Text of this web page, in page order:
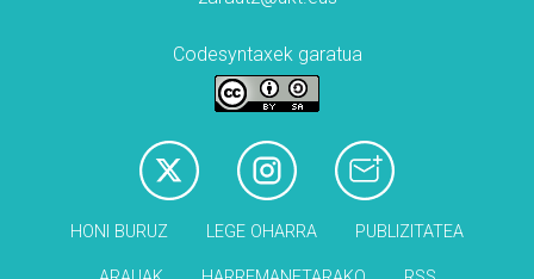
Codesyntaxek garatua
HONI BURUZ LEGE OHARRA PUBLIZITATEA